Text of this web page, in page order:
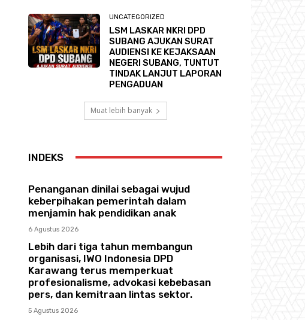
UNCATEGORIZED
LSM LASKAR NKRI DPD
SUBANG AJUKAN SURAT
AUDIENSI KE KEJAKSAAN
NEGERI SUBANG, TUNTUT
TINDAK LANJUT LAPORAN
PENGADUAN
Muat lebih banyak
INDEKS
Penanganan dinilai sebagai wujud
keberpihakan pemerintah dalam
menjamin hak pendidikan anak
6 Agustus 2026
Lebih dari tiga tahun membangun
organisasi, IWO Indonesia DPD
Karawang terus memperkuat
profesionalisme, advokasi kebebasan
pers, dan kemitraan lintas sektor.
5 Agustus 2026